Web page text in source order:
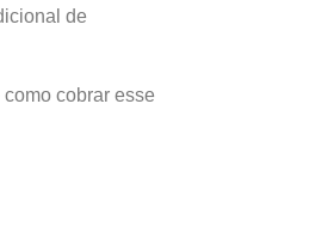
de
cobrar esse